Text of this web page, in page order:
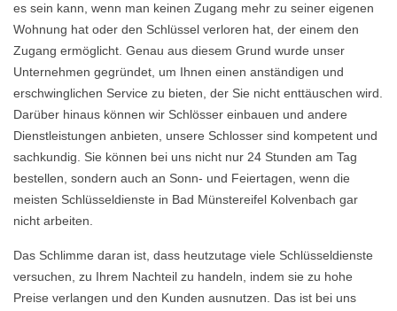
es sein kann, wenn man keinen Zugang mehr zu seiner eigenen
Wohnung hat oder den Schlüssel verloren hat, der einem den
Zugang ermöglicht. Genau aus diesem Grund wurde unser
Unternehmen gegründet, um Ihnen einen anständigen und
erschwinglichen Service zu bieten, der Sie nicht enttäuschen wird.
Darüber hinaus können wir Schlösser einbauen und andere
Dienstleistungen anbieten, unsere Schlosser sind kompetent und
sachkundig. Sie können bei uns nicht nur 24 Stunden am Tag
bestellen, sondern auch an Sonn- und Feiertagen, wenn die
meisten Schlüsseldienste in Bad Münstereifel Kolvenbach gar
nicht arbeiten.
Das Schlimme daran ist, dass heutzutage viele Schlüsseldienste
versuchen, zu Ihrem Nachteil zu handeln, indem sie zu hohe
Preise verlangen und den Kunden ausnutzen. Das ist bei uns